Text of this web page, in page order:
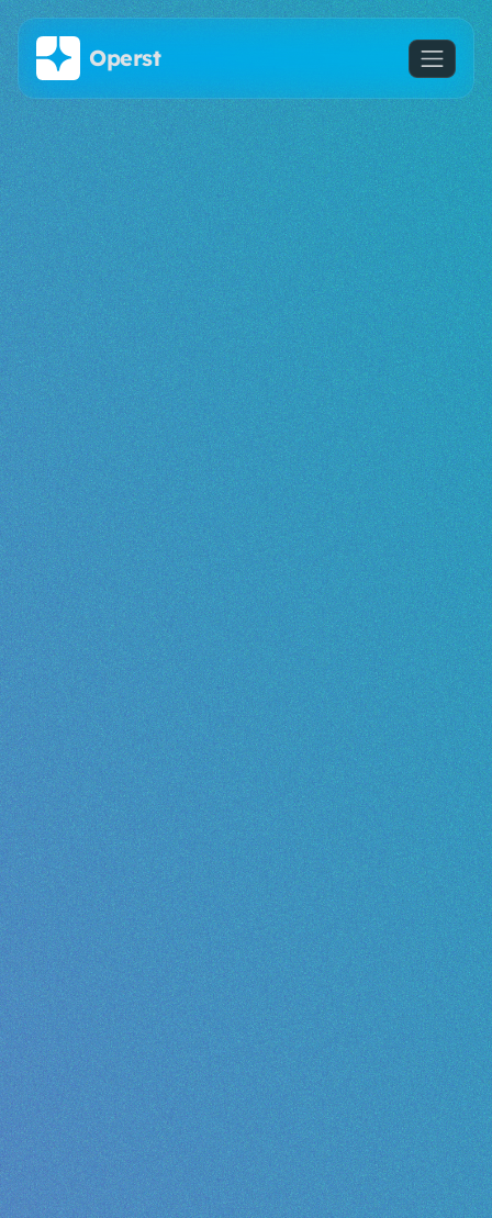
주요 콘텐츠로 건너뛰기
Operst